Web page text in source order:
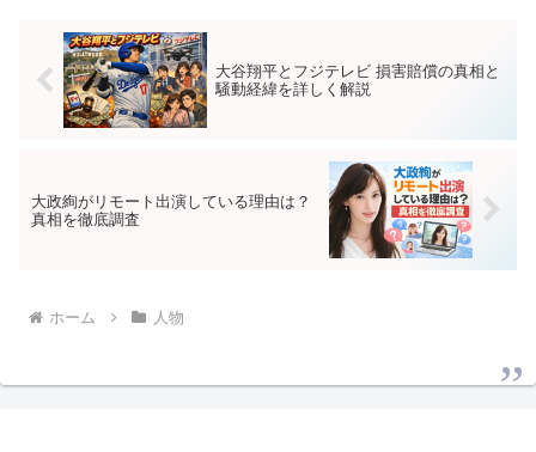
大谷翔平とフジテレビ 損害賠償の真相と
騒動経緯を詳しく解説
大政絢がリモート出演している理由は？
真相を徹底調査
ホーム 人物